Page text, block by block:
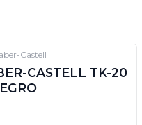
Castell
CASTELL TK-20